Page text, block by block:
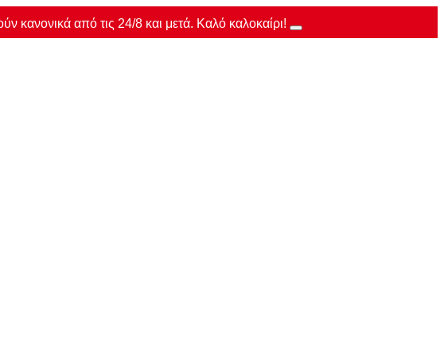
κανονικά από τις 24/8 και μετά. Καλό καλοκαίρι!